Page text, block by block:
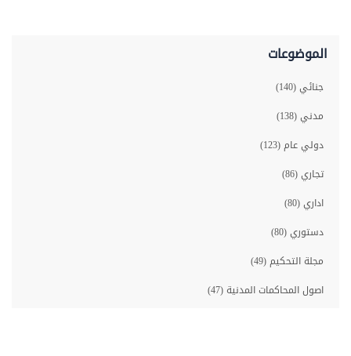
الموضوعات
جنائي (140)
مدني (138)
دولي عام (123)
تجاري (86)
اداري (80)
دستوري (80)
مجلة التحكيم (49)
اصول المحاكمات المدنية (47)